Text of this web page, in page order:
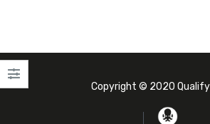
Copyright © 2020 Qualify